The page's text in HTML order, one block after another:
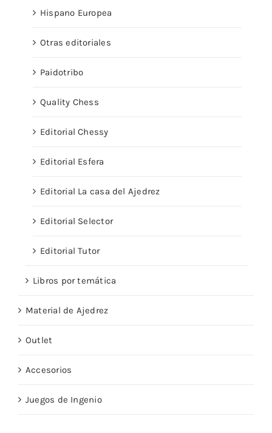
Hispano Europea
Otras editoriales
Paidotribo
Quality Chess
Editorial Chessy
Editorial Esfera
Editorial La casa del Ajedrez
Editorial Selector
Editorial Tutor
Libros por temática
Material de Ajedrez
Outlet
Accesorios
Juegos de Ingenio